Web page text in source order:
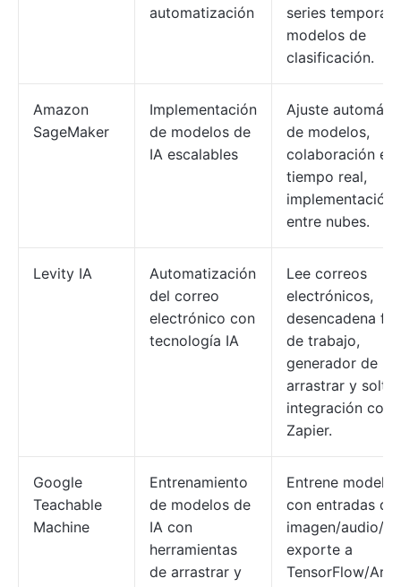
automatización
series
modelos de
clasificación.
Amazon
SageMaker
Implementación
de modelos de
IA escalables
Ajuste
de modelos,
colaboración en
tiempo real,
implementación
entre nubes.
Levity IA
Automatización
del correo
electrónico con
tecnología IA
Lee correos
electrónicos,
desencadena
de trabajo,
generador de
arrastrar y
integración con
Zapier.
Google
Teachable
Machine
Entrenamiento
de modelos de
IA con
herramientas
de arrastrar y
Entrene modelos
con entradas de
imagen/audio/
exporte a
TensorFlow/